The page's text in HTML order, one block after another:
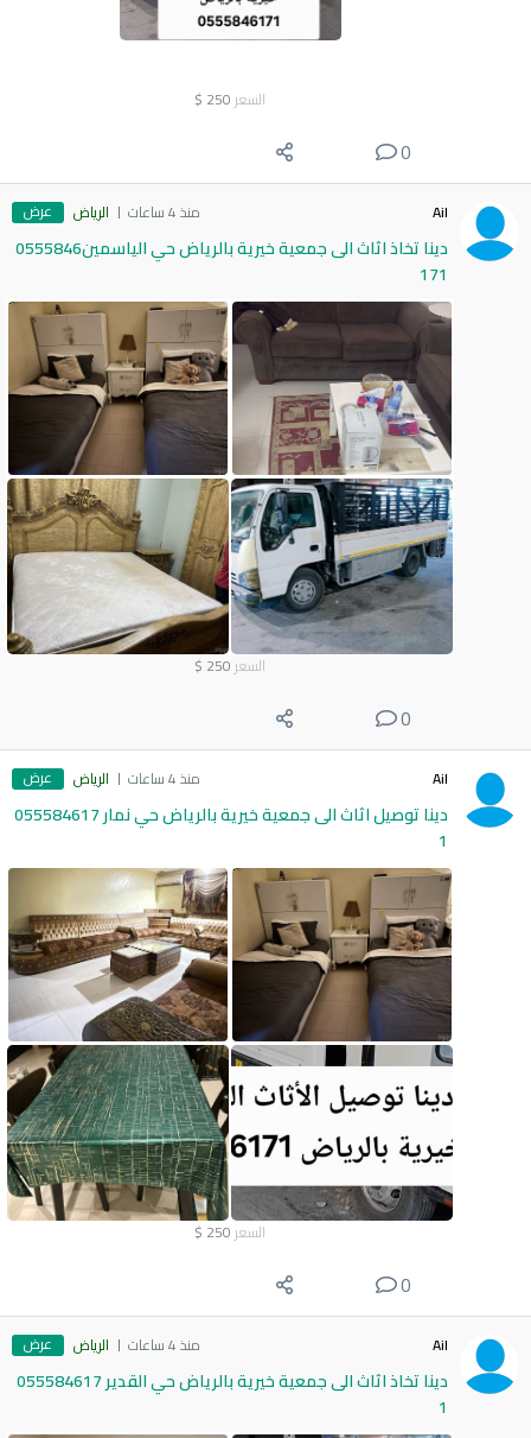
السعر 250
$
0
Ail منذ 4 ساعات الرياض عرض
دينا تخاذ اثاث الى جمعية خيرية بالرياض حي الياسمين0555846
171
السعر 250
$
0
Ail منذ 4 ساعات الرياض عرض
دينا توصيل اثاث الى جمعية خيرية بالرياض حي نمار 055584617
1
السعر 250
$
0
Ail منذ 4 ساعات الرياض عرض
دينا تخاذ اثاث الى جمعية خيرية بالرياض حي القدير 055584617
1